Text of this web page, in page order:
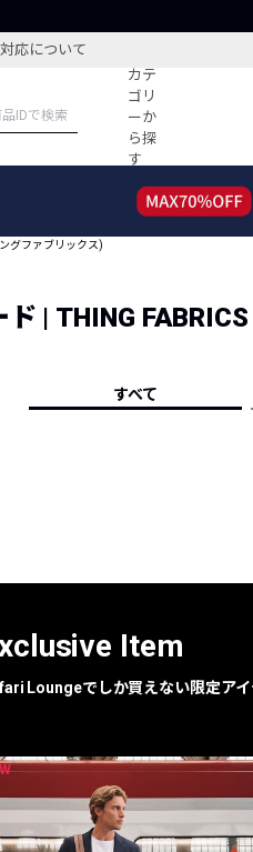
応について
カテ
ゴリ
ーか
ら探
す
事
ィネート
グファブリックス)
| THING
すべて
Item
Loungeでしか買えない限定アイ